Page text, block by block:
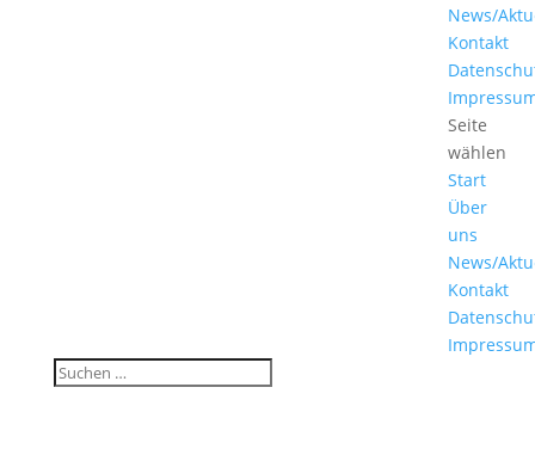
News/
Kontakt
Seite
wählen
Start
Über
uns
News/
Kontakt